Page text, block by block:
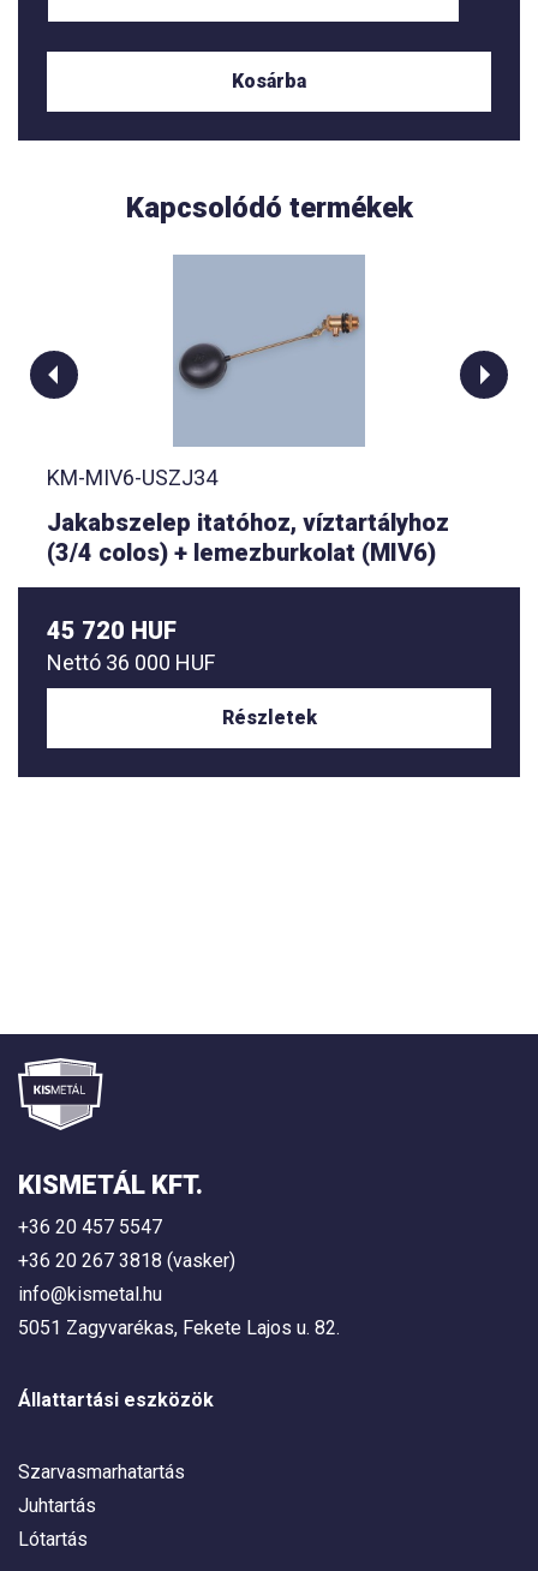
Kosárba
Kapcsolódó termékek
KM-MIV6-USZJ34
Jakabszelep itatóhoz, víztartályhoz
(3/4 colos) + lemezburkolat (MIV6)
45 720 HUF
Nettó 36 000 HUF
Részletek
KISMETÁL KFT.
+36 20 457 5547
+36 20 267 3818 (vasker)
info@kismetal.hu
5051 Zagyvarékas, Fekete Lajos u. 82.
Állattartási eszközök
Szarvasmarhatartás
Juhtartás
Lótartás